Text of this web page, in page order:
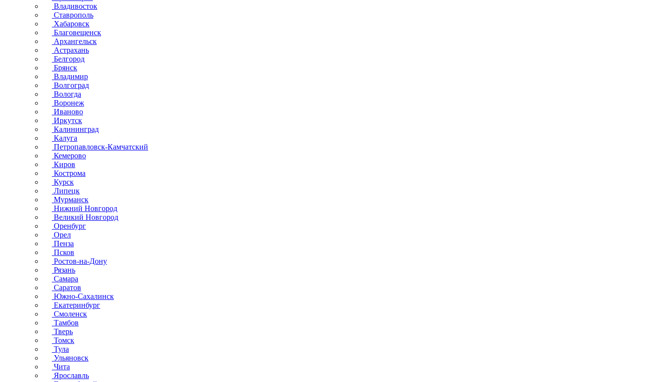
Владивосток
Ставрополь
Хабаровск
Благовещенск
Архангельск
Астрахань
Белгород
Брянск
Владимир
Волгоград
Вологда
Воронеж
Иваново
Иркутск
Калининград
Калуга
Петропавловск-Камчатский
Кемерово
Киров
Кострома
Курск
Липецк
Мурманск
Нижний Новгород
Великий Новгород
Оренбург
Орел
Пенза
Псков
Ростов-на-Дону
Рязань
Самара
Саратов
Южно-Сахалинск
Екатеринбург
Смоленск
Тамбов
Тверь
Томск
Тула
Ульяновск
Чита
Ярославль